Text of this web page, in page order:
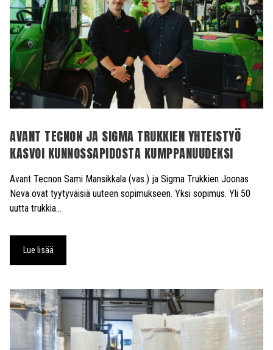
AVANT TECNON JA SIGMA TRUKKIEN YHTEISTYÖ
KASVOI KUNNOSSAPIDOSTA KUMPPANUUDEKSI
Avant Tecnon Sami Mansikkala (vas.) ja Sigma Trukkien Joonas
Neva ovat tyytyväisiä uuteen sopimukseen. Yksi sopimus. Yli 50
uutta trukkia…
Lue lisää